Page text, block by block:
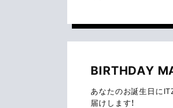
BIRTHDAY
あなたのお誕生日に
届けします！